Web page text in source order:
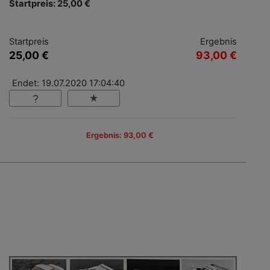
Startpreis: 25,00 €
Startpreis
25,00 €
Ergebnis
93,00 €
Endet: 19.07.2020 17:04:40
Ergebnis: 93,00 €